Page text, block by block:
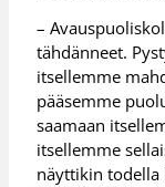
–
tähdänneet.
itsellemme
pääsemme
saamaan
itsellemme
näyttikin todella